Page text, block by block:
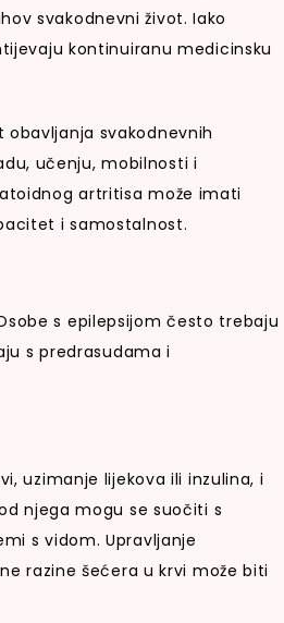
svakodnevni život. Iako
kontinuiranu medicinsku
svakodnevnih
učenju, mobilnosti i
artritisa može imati
i samostalnost.
s epilepsijom često trebaju
s predrasudama i
uzimanje lijekova ili inzulina, i
njega mogu se suočiti s
s vidom. Upravljanje
razine šećera u krvi može biti